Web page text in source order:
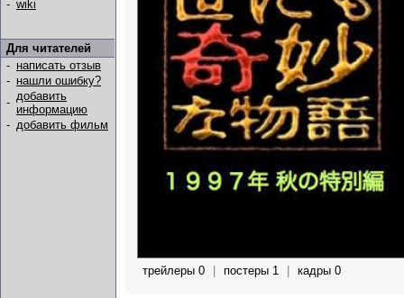
- wiki
Для читателей
- написать отзыв
- нашли ошибку?
- добавить
информацию
- добавить фильм
трейлеры 0 постеры 1 кадры 0